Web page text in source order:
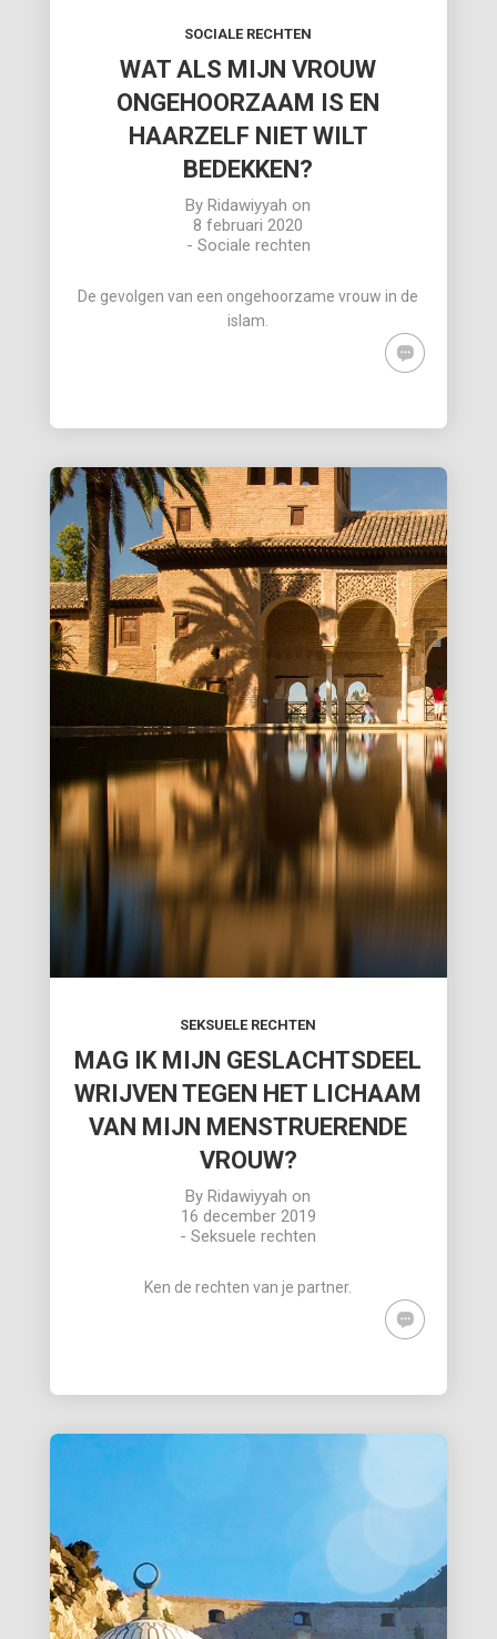
SOCIALE RECHTEN
WAT ALS MIJN VROUW
ONGEHOORZAAM IS EN
HAARZELF NIET WILT
BEDEKKEN?
ByRidawiyyah on
8 februari 2020
- Sociale rechten
De gevolgen van een ongehoorzame vrouw in de
islam.
SEKSUELE RECHTEN
MAG IK MIJN GESLACHTSDEEL
WRIJVEN TEGEN HET LICHAAM
VAN MIJN MENSTRUERENDE
VROUW?
ByRidawiyyah on
16 december 2019
-Seksuele rechten
Ken de rechten van je partner.